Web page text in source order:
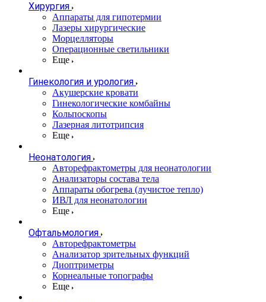
Хирургия
Аппараты для гипотермии
Лазеры хирургические
Морцелляторы
Операционные светильники
Еще
Гинекология и урология
Акушерские кровати
Гинекологические комбайны
Кольпоскопы
Лазерная литотрипсия
Еще
Неонатология
Авторефрактометры для неонатологии
Анализаторы состава тела
Аппараты обогрева (лучистое тепло)
ИВЛ для неонатологии
Еще
Офтальмология
Авторефрактометры
Анализатор зрительных функций
Диоптриметры
Корнеальные топографы
Еще